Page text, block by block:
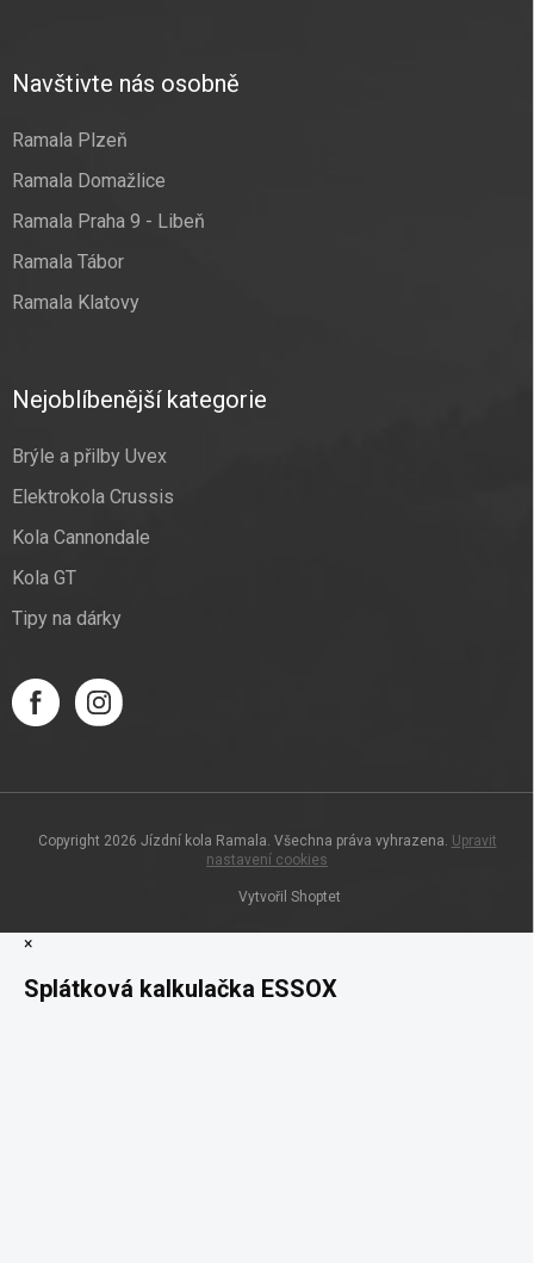
Navštivte nás osobně
Ramala Plzeň
Ramala Domažlice
Ramala Praha 9 - Libeň
Ramala Tábor
Ramala Klatovy
Nejoblíbenější kategorie
Brýle a přilby Uvex
Elektrokola Crussis
Kola Cannondale
Kola GT
Tipy na dárky
Vytvořil Shoptet
Copyright 2026 Jízdní kola Ramala. Všechna práva vyhrazena. Upravit
nastavení cookies
×
Splátková kalkulačka ESSOX